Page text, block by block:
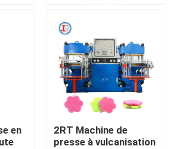
en
2RT Machine de
presse à vulcanisation